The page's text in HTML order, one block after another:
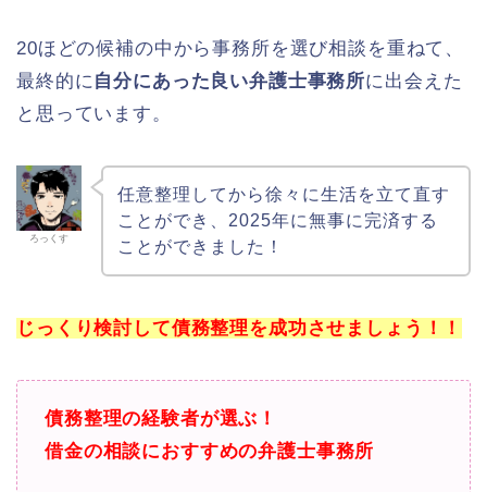
20ほどの候補の中から事務所を選び相談を重ねて、
最終的に自分にあった良い弁護士事務所に出会えた
と思っています。
ろっくす
任意整理してから徐々に生活を立て直す
ことができ、2025年に無事に完済する
ことができました！
じっくり検討して債務整理を成功させましょう！！
債務整理の経験者が選ぶ！
借金の相談におすすめの弁護士事務所